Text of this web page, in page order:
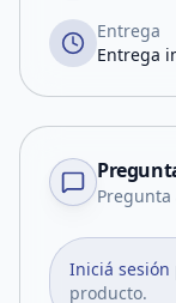
Entrega
Entrega
Iniciá sesión
producto.